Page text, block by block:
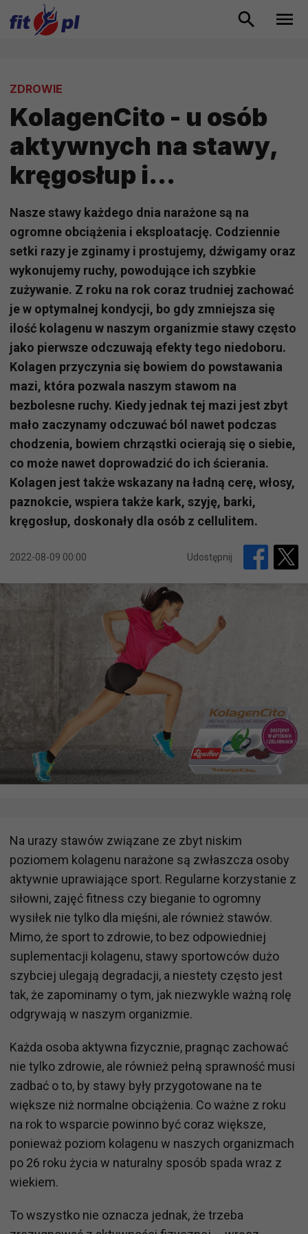
ZDROWIE
KolagenCito - u osób
aktywnych na stawy,
kręgosłup i...
Nasze stawy każdego dnia narażone są na
ogromne obciążenia i eksploatację. Codziennie
setki razy je zginamy i prostujemy, dźwigamy oraz
wykonujemy ruchy, powodujące ich szybkie
zużywanie. Z roku na rok coraz trudniej zachować
je w optymalnej kondycji, bo gdy zmniejsza się
ilość kolagenu w naszym organizmie stawy często
jako pierwsze odczuwają efekty tego niedoboru.
Kolagen przyczynia się bowiem do powstawania
mazi, która pozwala naszym stawom na
bezbolesne ruchy. Kiedy jednak tej mazi jest zbyt
mało zaczynamy odczuwać ból nawet podczas
chodzenia, bowiem chrząstki ocierają się o siebie,
co może nawet doprowadzić do ich ścierania.
Kolagen jest także wskazany na ładną cerę, włosy,
paznokcie, wspiera także kark, szyję, barki,
kręgosłup, doskonały dla osób z cellulitem.
2022-08-09 00:00 Udostępnij
Na urazy stawów związane ze zbyt niskim
poziomem kolagenu narażone są zwłaszcza osoby
aktywnie uprawiające sport. Regularne korzystanie z
siłowni, zajęć fitness czy bieganie to ogromny
wysiłek nie tylko dla mięśni, ale również stawów.
Mimo, że sport to zdrowie, to bez odpowiedniej
suplementacji kolagenu, stawy sportowców dużo
szybciej ulegają degradacji, a niestety często jest
tak, że zapominamy o tym, jak niezwykle ważną rolę
odgrywają w naszym organizmie.
Każda osoba aktywna fizycznie, pragnąc zachować
nie tylko zdrowie, ale również pełną sprawność musi
zadbać o to, by stawy były przygotowane na te
większe niż normalne obciążenia. Co ważne z roku
na rok to wsparcie powinno być coraz większe,
ponieważ poziom kolagenu w naszych organizmach
po 26 roku życia w naturalny sposób spada wraz z
wiekiem.
To wszystko nie oznacza jednak, że trzeba